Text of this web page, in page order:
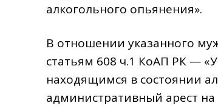
алкогольного опьянения».
В отношении указанного
статьям 608 ч.1 КоАП РК —
находящимся в состоянии
административный арест